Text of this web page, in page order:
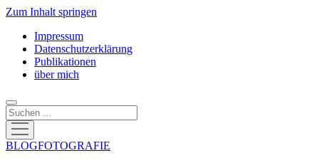
Zum Inhalt springen
Impressum
Datenschutzerklärung
Publikationen
über mich
Suchen
Menü
öffnen
BLOGFOTOGRAFIE